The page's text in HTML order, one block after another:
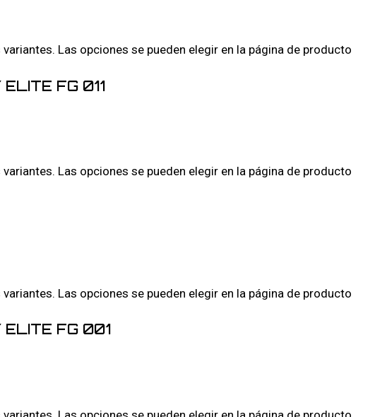
Las opciones se pueden elegir en la página de producto
FG 011
Las opciones se pueden elegir en la página de producto
Las opciones se pueden elegir en la página de producto
ELITE FG 001